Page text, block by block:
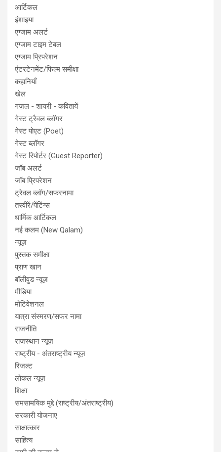
आर्टिकल
इंशाइया
एग्जाम अलर्ट
एग्जाम टाइम टेबल
एग्जाम प्रिपरेशन
एंटरटेनमेंट/फिल्म समीक्षा
कहानियाँ
खेल
गज़ल - शायरी - कवितायें
गेस्ट ट्रैवल ब्लॉगर
गेस्ट पोएट (Poet)
गेस्ट ब्लॉगर
गेस्ट रिपोर्टर (Guest Reporter)
जॉब अलर्ट
जॉब प्रिपरेशन
ट्रेवल ब्लॉग/सफरनामा
तस्वीरें/पेंटिंग्स
धार्मिक आर्टिकल
नई कलम (New Qalam)
न्यूज़
पुस्तक समीक्षा
प्राण खान
बॉलीवुड न्यूज़
मीडिया
मोटिवेशनल
यात्रा संस्मरण/सफर नामा
राजनीति
राजस्थान न्यूज़
राष्ट्रीय - अंतराष्ट्रीय न्यूज़
रिजल्ट
लोकल न्यूज़
शिक्षा
समसामयिक मुद्दे (राष्ट्रीय/अंतराष्ट्रीय)
सरकारी योजनाए
साक्षात्कार
साहित्य